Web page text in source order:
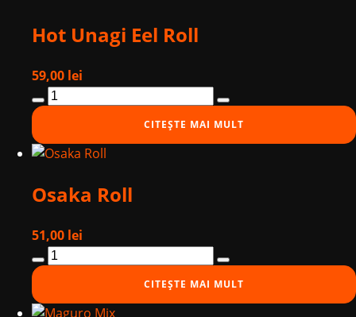
Hot Unagi Eel Roll
59,00 lei
Cantitate
Hot
Unagi
Eel
CITEȘTE MAI MULT
Osaka Roll
51,00 lei
Cantitate
Osaka
Roll
CITEȘTE MAI MULT